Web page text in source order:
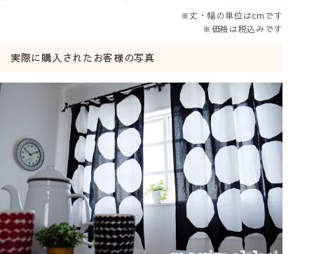
※丈・幅の単位はcmです
※価格は税込みです
実際に購入されたお客様の写真